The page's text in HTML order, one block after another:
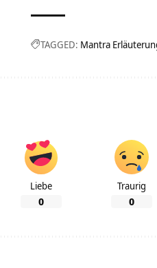
TAGGED: Mantra
Liebe
0
Traurig
0